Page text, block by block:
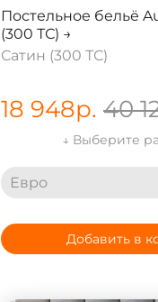
Постельное бельё
(300 ТС) →
Сатин (300 ТС)
18 948р. 40
↓ Выберите
Евро
Добавить в